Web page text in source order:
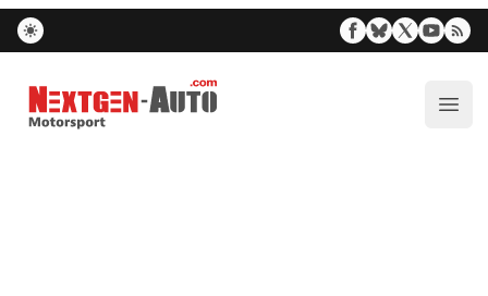
Nextgen-Auto.com